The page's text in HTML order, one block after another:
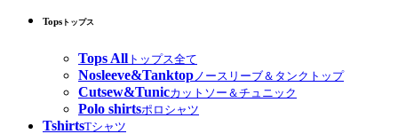
Tops トップス
Tops All トップス全て
Nosleeve&Tanktop ノースリーブ＆タンクトップ
Cutsew&Tunicカットソー＆チュニック
Polo shirtsポロシャツ
TshirtsTシャツ